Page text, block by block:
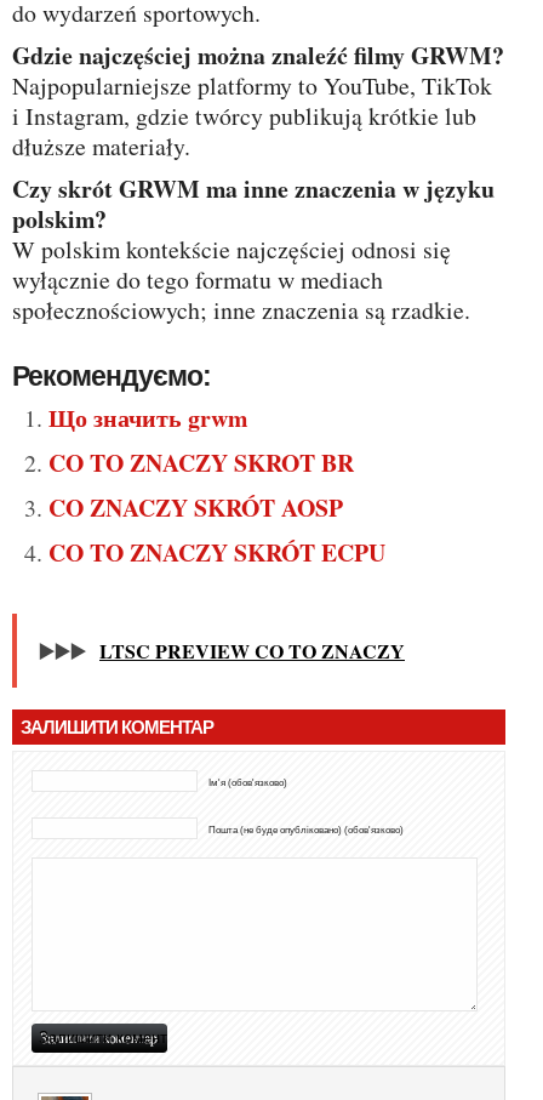
do wydarzeń sportowych.
Gdzie najczęściej można znaleźć filmy GRWM?
Najpopularniejsze platformy to YouTube, TikTok
i Instagram, gdzie twórcy publikują krótkie lub
dłuższe materiały.
Czy skrót GRWM ma inne znaczenia w języku
polskim?
W polskim kontekście najczęściej odnosi się
wyłącznie do tego formatu w mediach
społecznościowych; inne znaczenia są rzadkie.
Рекомендуємо:
Що значить grwm
CO TO ZNACZY SKROT BR
CO ZNACZY SKRÓT AOSP
CO TO ZNACZY SKRÓT ECPU
▶️▶️▶️ LTSC PREVIEW CO TO ZNACZY
ЗАЛИШИТИ КОМЕНТАР
Ім'я (обов'язково)
Пошта (не буде опубліковано) (обов'язково)